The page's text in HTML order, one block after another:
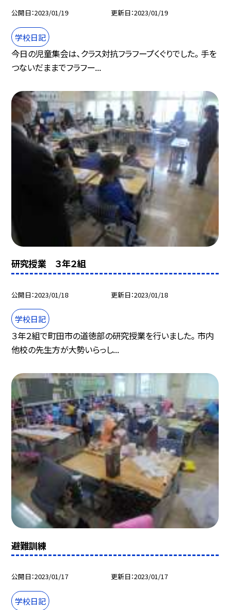
公開日 2023/01/19 更新日 2023/01/19
学校日記
今日の児童集会は、クラス対抗フラフープくぐりでした。 手を
つないだままでフラフー...
研究授業 ３年２組
公開日 2023/01/18 更新日 2023/01/18
学校日記
３年２組で町田市の道徳部の研究授業を行いました。 市内
他校の先生方が大勢いらっし...
避難訓練
公開日 2023/01/17 更新日 2023/01/17
学校日記